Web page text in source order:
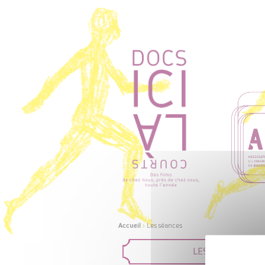
Accueil>Les séances
LES FILMS